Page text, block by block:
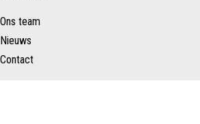
Ons team
Nieuws
Contact